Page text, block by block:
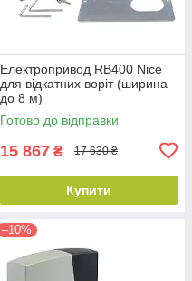
Електропривод RB400 Nice
для відкатних воріт (ширина
до 8 м)
Готово до відправки
15 867 ₴ 17 630 ₴
Купити
–10%